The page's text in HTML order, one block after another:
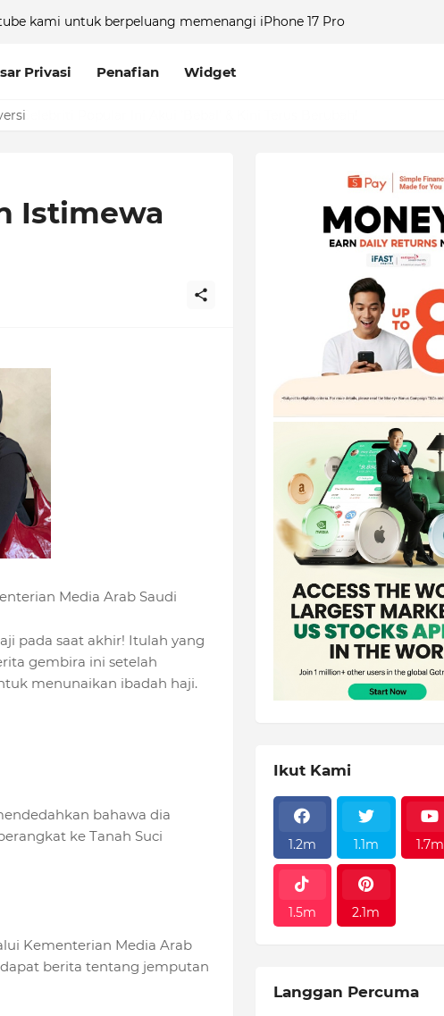
kami untuk berpeluang memenangi iPhone 17 Pro
Privasi Penafian Widget
Istimewa
Media Arab Saudi
pada saat akhir! Itulah yang
gembira ini setelah
menunaikan ibadah haji.
bahawa dia
ke Tanah Suci
Kementerian Media Arab
berita tentang jemputan
Ikut Kami
1.2m 1.1m 1.7m
1.5m 2.1m
Langgan Percuma